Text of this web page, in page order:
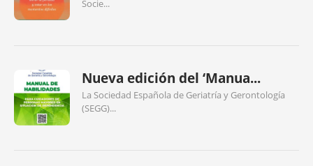
Socie...
Nueva edición del ‘Manua...
La Sociedad Española de Geriatría y Gerontología
(SEGG)...